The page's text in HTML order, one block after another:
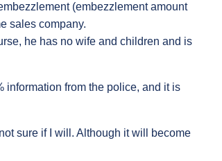
(embezzlement amount
sales company.
he has no wife and children and is
information from the police, and it is
sure if I will. Although it will become